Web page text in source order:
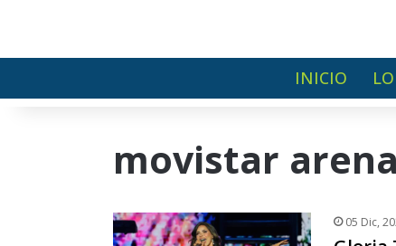
INICIO
movistar arena
05 Dic,